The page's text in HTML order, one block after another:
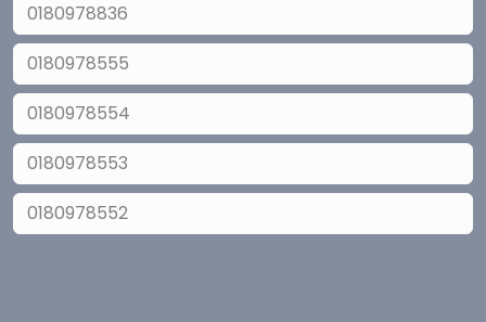
0180978836
0180978555
0180978554
0180978553
0180978552